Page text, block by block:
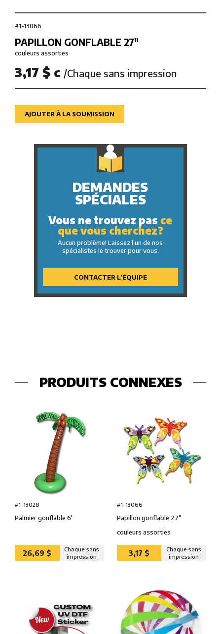
#1-13066
PAPILLON GONFLABLE 27″
couleurs assorties
3,17 $ c /Chaque sans impression
AJOUTER À LA SOUMISSION
DEMANDES
SPÉCIALES
Vous ne trouvez pas ce
que vous cherchez?
Aucun problème! Laissez l’un de nos
spécialistes le trouver pour vous.
CONTACTER L’ÉQUIPE
PRODUITS CONNEXES
#1-13028
Palmier gonflable 6'
26,69 $
Chaque sans
impression
#1-13066
Papillon gonflable 27″
couleurs assorties
3,17 $
Chaque sans
impression